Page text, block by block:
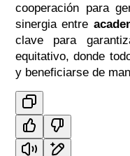
cooperación para
sinergia entre
clave para
equitativo, donde
y beneficiarse de